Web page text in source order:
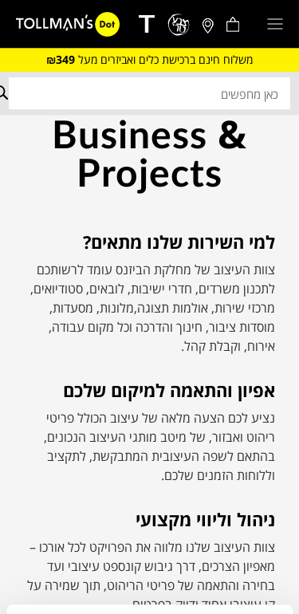
משלוח חינם ברכישת כלים ואביזרים מעל ₪349
Business &
Projects
למי השירות שלנו מתאים?
צוות העיצוב של מחלקת הביזנס עומד לרשותכם
לתכנון משרדים, חדרי ישיבות, לובאים, סטודיואים,
מרכזי שירות, אולמות תצוגה,מלונות, מסעדות,
מוסדות ציבור, חינוך והדרכה וכל מקום עבודה,
אירוח, וקבלת קהל.
אפיון והתאמה למיקום שלכם
נציע לכם הצעה מלאה של עיצוב הכולל פריטי
ריהוט ואבזור, של מיטב מותגי העיצוב הנכונים,
בהתאם לשפה העיצובית המתבקשת, לתקציב
וללוחות הזמנים שלכם.
ניהול וליווי מקצועי
צוות העיצוב שלנו מלווה את הפרויקט לכל אורכו –
מאפיון הצרכים, דרך גיבוש קונספט עיצובי ועד
בחירה והתאמה של פריטי הריהוט, תוך שמירה על
קו עיצובי אחיד ודיוק בפרטים.